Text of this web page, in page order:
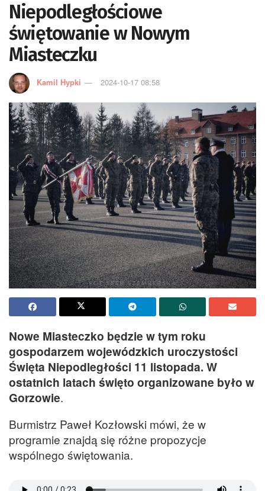
Niepodległościowe
świętowanie w Nowym
Miasteczku
Kamil Hypki 2024-10-17 08:58
Nowe Miasteczko będzie w tym roku
gospodarzem wojewódzkich uroczystości
Święta Niepodległości 11 listopada. W
ostatnich latach święto organizowane było w
Gorzowie.
Burmistrz Paweł Kozłowski mówi, że w
programie znajdą się różne propozycje
wspólnego świętowania.